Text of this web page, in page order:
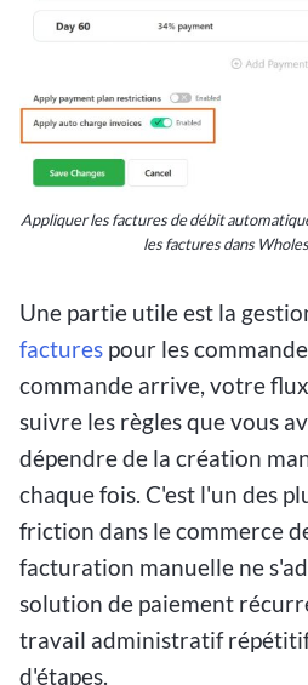
Appliquer les factures de débit
les factures dans
Une partie utile est la
factures pour les
commande arrive, votre
suivre les règles que vous
dépendre de la création
chaque fois. C'est l'un des
friction dans le commerce
facturation manuelle ne
solution de paiement
travail administratif
d'étapes.